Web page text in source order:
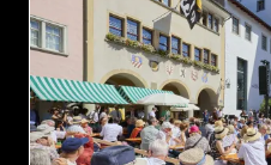
Seitenende
springen?